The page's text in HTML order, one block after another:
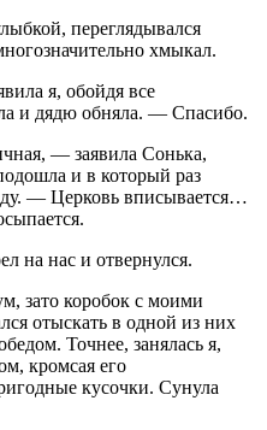
переглядывался
хмыкал.
я, обойдя все
дядю обняла. — Спасибо.
— заявила Сонька,
и в который раз
— Церковь вписывается…
на нас и отвернулся.
зато коробок с моими
отыскать в одной из них
Точнее, занялась я,
кромсая его
кусочки. Сунула